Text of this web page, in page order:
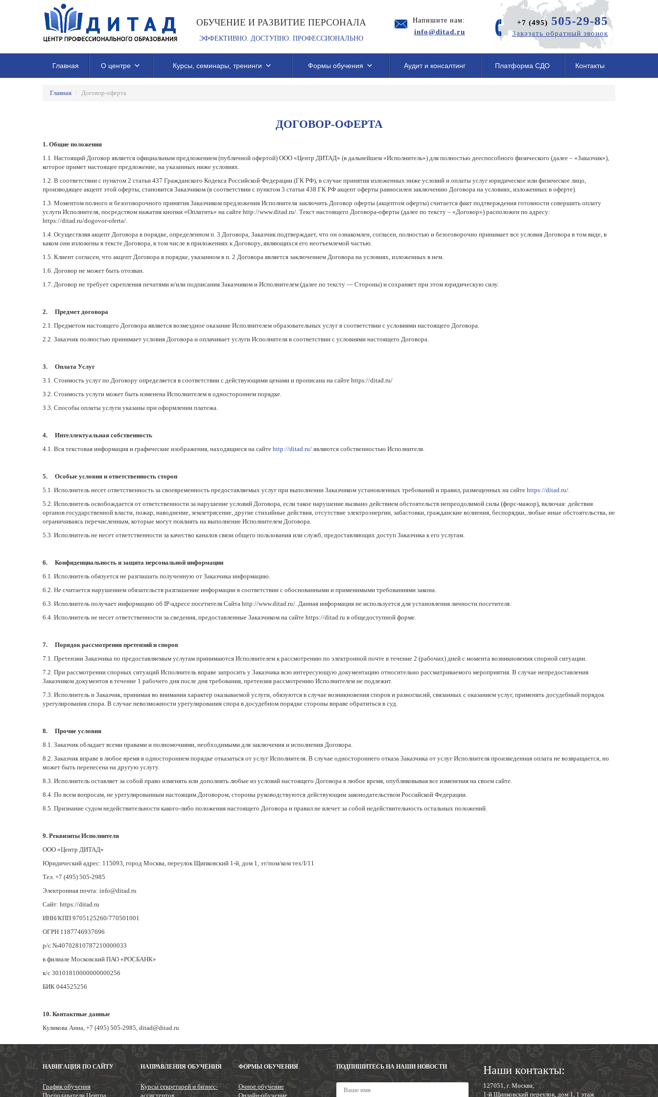
ОБУЧЕНИЕ И РАЗВИТИЕ ПЕРСОНАЛА
ЭФФЕКТИВНО. ДОСТУПНО. ПРОФЕССИОНАЛЬНО
Напишите нам:
info@ditad.ru
+7 (495) 505-29-85
Заказать обратный звонок
Главная О центре Курсы, семинары, тренинги Формы обучения Аудит и консалтинг Платформа СДО Контакты
Главная / Договор-оферта
ДОГОВОР-ОФЕРТА
1. Общие положения
1.1. Настоящий Договор является официальным предложением (публичной офертой) ООО «Центр ДИТАД» (в дальнейшем «Исполнитель») для полностью дееспособного физического (далее – «Заказчик»),
которое примет настоящее предложение, на указанных ниже условиях.
1.2. В соответствии с пунктом 2 статьи 437 Гражданского Кодекса Российской Федерации (ГК РФ), в случае принятия изложенных ниже условий и оплаты услуг юридическое или физическое лицо,
производящее акцепт этой оферты, становится Заказчиком (в соответствии с пунктом 3 статьи 438 ГК РФ акцепт оферты равносилен заключению Договора на условиях, изложенных в оферте).
1.3. Моментом полного и безоговорочного принятия Заказчиком предложения Исполнителя заключить Договор оферты (акцептом оферты) считается факт подтверждения готовности совершить оплату
услуги Исполнителя, посредством нажатия кнопки «Оплатить» на сайте http://www.ditad.ru/. Текст настоящего Договора-оферты (далее по тексту – «Договор») расположен по адресу:
https://ditad.ru/dogovor-oferta/.
1.4. Осуществляя акцепт Договора в порядке, определенном п. 3 Договора, Заказчик подтверждает, что он ознакомлен, согласен, полностью и безоговорочно принимает все условия Договора в том виде, в
каком они изложены в тексте Договора, в том числе в приложениях к Договору, являющихся его неотъемлемой частью.
1.5. Клиент согласен, что акцепт Договора в порядке, указанном в п. 2 Договора является заключением Договора на условиях, изложенных в нем.
1.6. Договор не может быть отозван.
1.7. Договор не требует скрепления печатями и/или подписания Заказчиком и Исполнителем (далее по тексту — Стороны) и сохраняет при этом юридическую силу.
2. Предмет договора
2.1. Предметом настоящего Договора является возмездное оказание Исполнителем образовательных услуг в соответствии с условиями настоящего Договора.
2.2. Заказчик полностью принимает условия Договора и оплачивает услуги Исполнителя в соответствии с условиями настоящего Договора.
3. Оплата Услуг
3.1. Стоимость услуг по Договору определяется в соответствии с действующими ценами и прописана на сайте https://ditad.ru/
3.2. Стоимость услуги может быть изменена Исполнителем в одностороннем порядке.
3.3. Способы оплаты услуги указаны при оформлении платежа.
4. Интеллектуальная собственность
4.1. Вся текстовая информация и графические изображения, находящиеся на сайте http://ditad.ru/ являются собственностью Исполнителя.
5. Особые условия и ответственность сторон
5.1. Исполнитель несет ответственность за своевременность предоставляемых услуг при выполнении Заказчиком установленных требований и правил, размещенных на сайте https://ditad.ru/.
5.2. Исполнитель освобождается от ответственности за нарушение условий Договора, если такое нарушение вызвано действием обстоятельств непреодолимой силы (форс-мажор), включая: действия
органов государственной власти, пожар, наводнение, землетрясение, другие стихийные действия, отсутствие электроэнергии, забастовки, гражданские волнения, беспорядки, любые иные обстоятельства, не
ограничиваясь перечисленным, которые могут повлиять на выполнение Исполнителем Договора.
5.3. Исполнитель не несет ответственности за качество каналов связи общего пользования или служб, предоставляющих доступ Заказчика к его услугам.
6. Конфиденциальность и защита персональной информации
6.1. Исполнитель обязуется не разглашать полученную от Заказчика информацию.
6.2. Не считается нарушением обязательств разглашение информации в соответствии с обоснованными и применимыми требованиями закона.
6.3. Исполнитель получает информацию об IP-адресе посетителя Сайта http://www.ditad.ru/. Данная информация не используется для установления личности посетителя.
6.4. Исполнитель не несет ответственности за сведения, предоставленные Заказчиком на сайте https://ditad.ru в общедоступной форме.
7. Порядок рассмотрения претензий и споров
7.1. Претензии Заказчика по предоставляемым услугам принимаются Исполнителем к рассмотрению по электронной почте в течение 2 (рабочих) дней с момента возникновения спорной ситуации.
7.2. При рассмотрении спорных ситуаций Исполнитель вправе запросить у Заказчика всю интересующую документацию относительно рассматриваемого мероприятия. В случае непредоставления
Заказчиком документов в течение 1 рабочего дня после дня требования, претензия рассмотрению Исполнителем не подлежит.
7.3. Исполнитель и Заказчик, принимая во внимания характер оказываемой услуги, обязуются в случае возникновения споров и разногласий, связанных с оказанием услуг, применять досудебный порядок
урегулирования спора. В случае невозможности урегулирования спора в досудебном порядке стороны вправе обратиться в суд.
8. Прочие условия
8.1. Заказчик обладает всеми правами и полномочиями, необходимыми для заключения и исполнения Договора.
8.2. Заказчик вправе в любое время в одностороннем порядке отказаться от услуг Исполнителя. В случае одностороннего отказа Заказчика от услуг Исполнителя произведенная оплата не возвращается, но
может быть перенесена на другую услугу.
8.3. Исполнитель оставляет за собой право изменять или дополнять любые из условий настоящего Договора в любое время, опубликовывая все изменения на своем сайте.
8.4. По всем вопросам, не урегулированным настоящим Договором, стороны руководствуются действующим законодательством Российской Федерации.
8.5. Признание судом недействительности какого-либо положения настоящего Договора и правил не влечет за собой недействительность остальных положений.
9. Реквизиты Исполнителя
ООО «Центр ДИТАД»
Юридический адрес: 115093, город Москва, переулок Щипковский 1-й, дом 1, эт/пом/ком тех/I/11
Тел. +7 (495) 505-2985
Электронная почта: info@ditad.ru
Сайт: https://ditad.ru
ИНН/КПП 9705125260/770501001
ОГРН 1187746937696
р/с №40702810787210000033
в филиале Московский ПАО «РОСБАНК»
к/c 30101810000000000256
БИК 044525256
10. Контактные данные
Куликова Анна, +7 (495) 505-2985, ditad@ditad.ru
НАВИГАЦИЯ ПО САЙТУ
График обучения
Преподаватели Центра
НАПРАВЛЕНИЯ ОБУЧЕНИЯ
Курсы секретарей и бизнес-
ассистентов
ФОРМЫ ОБУЧЕНИЯ
Очное обучение
Онлайн-обучение
ПОДПИШИТЕСЬ НА НАШИ НОВОСТИ Наши контакты:
127051, г. Москва,
1-й Щипковский переулок, дом 1, 1 этаж